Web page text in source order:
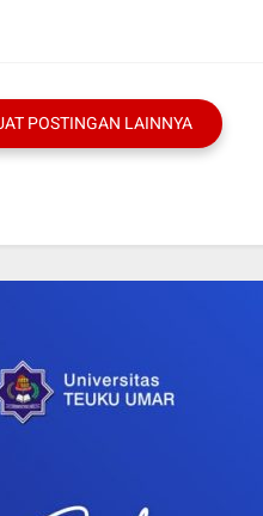
POSTINGAN LAINNYA